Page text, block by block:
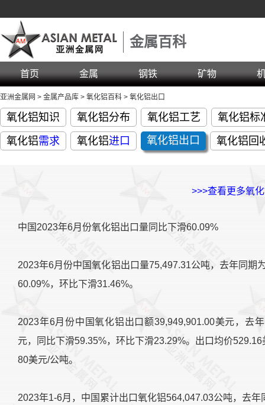
金属百科
首页 金属 钢铁 矿物
亚洲金属网 > 金属产品库 > 氧化铝百科 > 氧化铝出口
氧化铝知识 氧化铝分布 氧化铝工艺
氧化铝标
氧化铝需求 氧化铝进口 氧化铝出口 氧化铝回
>>>查看更多氧
中国2023年6月份氧化铝出口量同比下滑60.09%
2023年6月份中国氧化铝出口量75,497.31公吨，去年同期
60.09%，环比下滑31.46%。
2023年6月份中国氧化铝出口额39,949,901.00美元，去
元，同比下滑59.35%，环比下滑23.29%。出口均价
80美元/公吨。
2023年1-6月，中国累计出口氧化铝564,047.03公吨，去